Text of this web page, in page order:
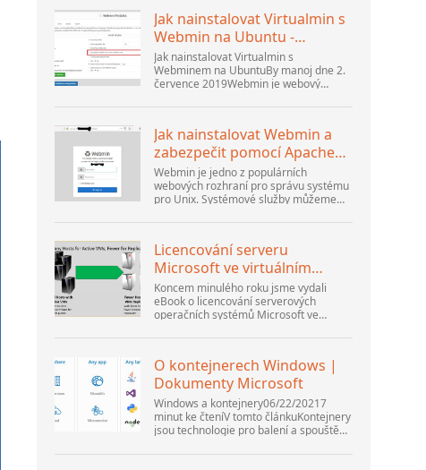
Jak nainstalovat Virtualmin s
Webmin na Ubuntu -
Interserver ...
Jak nainstalovat Virtualmin s
Webminem na UbuntuBy manoj dne 2.
července 2019Webmin je webový
nastavit uživatelský účet, Apache, DNS
přívětivý...
Jak nainstalovat Webmin a
zabezpečit pomocí Apache
na Ubuntu 18.04 ...
Webmin je jedno z populárních
webových rozhraní pro správu systému
pro Unix. Systémové služby můžeme
Webmin. Oblíbené a oficiální dostupné
Licencování serveru
Microsoft ve virtuálním
prostředí přehodnoceno
Koncem minulého roku jsme vydali
eBook o licencování serverových
operačních systémů Microsoft ve
webinář Thomase Maurera a Andrewa
O kontejnerech Windows |
Dokumenty Microsoft
Windows a kontejnery06/22/20217
minut ke čteníV tomto článkuKontejnery
jsou technologie pro balení a spouštění
prostředích v místním prostředí a v...